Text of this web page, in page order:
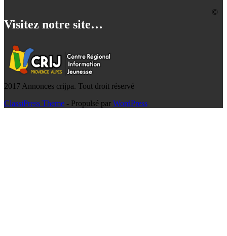
Visitez notre site…
©
2017 Annonces crijpa. Tout droit réservé
ClassiPress Theme - Propulsé par WordPress